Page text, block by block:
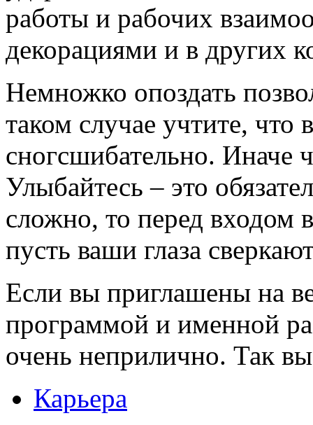
работы и рабочих
декорациями и в других
Немножко опоздать
таком случае учтите,
сногсшибательно. Иначе
Улыбайтесь – это
сложно, то перед входом
пусть ваши глаза
Если вы приглашены на
программой и именной
очень неприлично. Так
Карьера